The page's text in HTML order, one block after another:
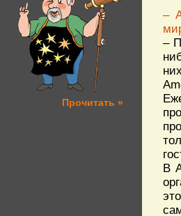
Прочитать »
–
–
В